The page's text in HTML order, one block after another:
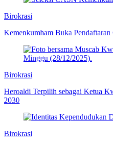
Birokrasi
Kemenkumham Buka
Birokrasi
Heroaldi Terpilih sebagai Ketua
2030
Birokrasi